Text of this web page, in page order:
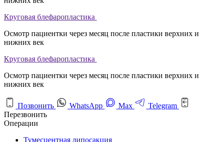
Круговая блефаропластика
Осмотр пациентки через месяц после пластики верхних и
нижних век
Круговая блефаропластика
Осмотр пациентки через месяц после пластики верхних и
нижних век
Позвонить WhatsApp Max
Telegram
Перезвонить
Операции
Тумесцентная липосакция